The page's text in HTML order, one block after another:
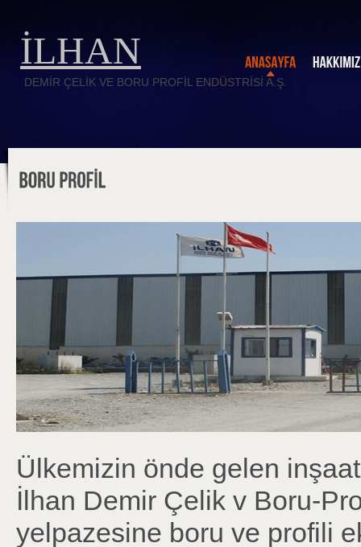
İLHAN
DEMİR ÇELİK VE BORU PROFİL ENDÜSTRİSİ A.Ş.
Ülkemizin önde gelen
İlhan Demir Çelik v Boru-
yelpazesine boru ve profili